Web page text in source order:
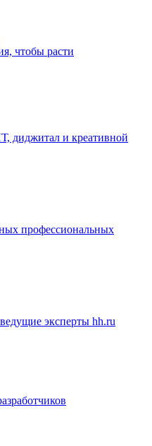
чтобы расти
диджитал и креативной
профессиональных
эксперты hh.ru